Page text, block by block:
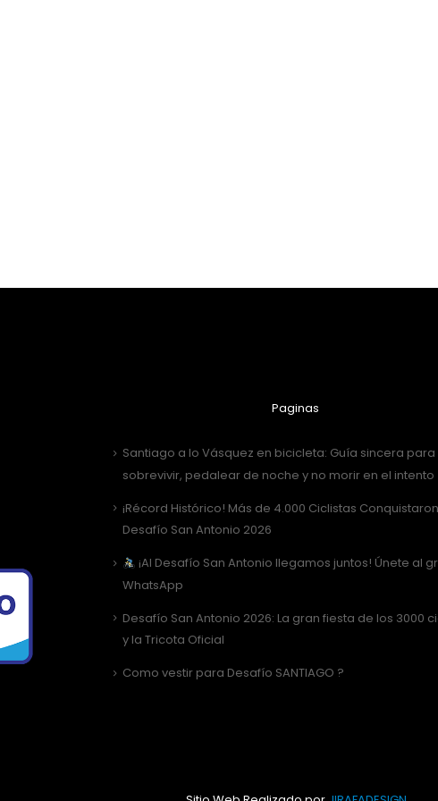
Paginas
Santiago a lo Vásquez en bicicleta: Guía sincera para
sobrevivir, pedalear de noche y no morir en el intento
¡Récord Histórico! Más de 4.000 Ciclistas
Desafío San Antonio 2026
¡Al Desafío San Antonio llegamos juntos! Únete al
WhatsApp
Desafío San Antonio 2026: La gran fiesta de los 3000
y la Tricota Oficial
Como vestir para Desafío SANTIAGO ?